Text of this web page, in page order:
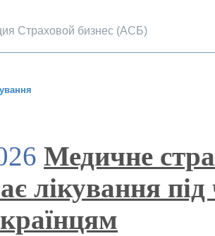
Страховой бизнес (АСБ)
Медичне
лікування